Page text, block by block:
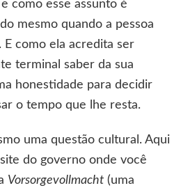
como esse assunto é
mesmo quando a pessoa
como ela acredita ser
terminal saber da sua
honestidade para decidir
o tempo que lhe resta.
uma questão cultural. Aqui
do governo onde você
Vorsorgevollmacht (uma